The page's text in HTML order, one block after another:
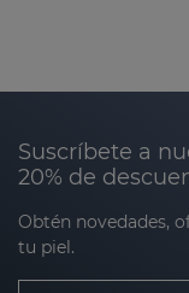
Suscríbete a
20% de
Obtén novedades,
tu piel.